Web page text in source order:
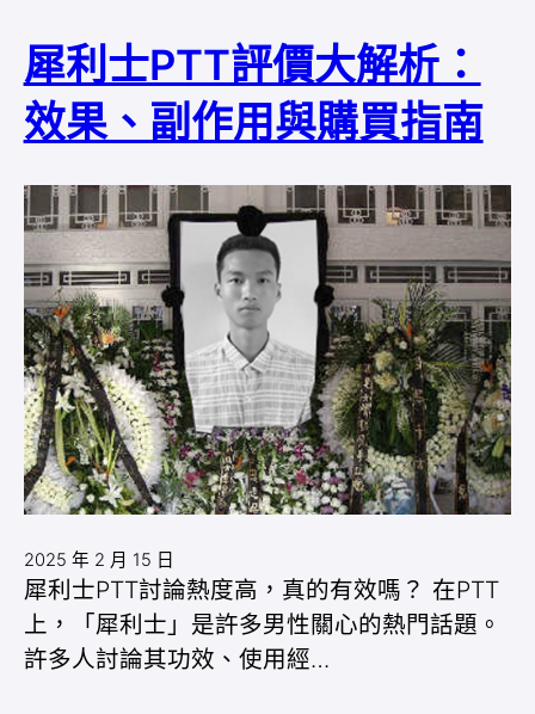
犀利士PTT評價大解析：
效果、副作用與購買指南
2025 年 2 月 15 日
犀利士PTT討論熱度高，真的有效嗎？ 在PTT
上，「犀利士」是許多男性關心的熱門話題。
許多人討論其功效、使用經…